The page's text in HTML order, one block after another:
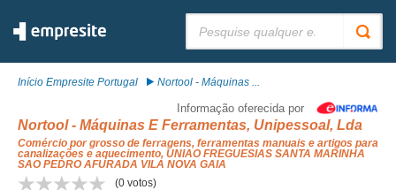
Início Empresite Portugal Nortool - Máquinas ...
Informação oferecida por
Nortool - Máquinas E Ferramentas, Unipessoal, Lda
Comércio por grosso de ferragens, ferramentas manuais e artigos para
canalizações e aquecimento, UNIAO FREGUESIAS SANTA MARINHA
SAO PEDRO AFURADA VILA NOVA GAIA
(0 votos)